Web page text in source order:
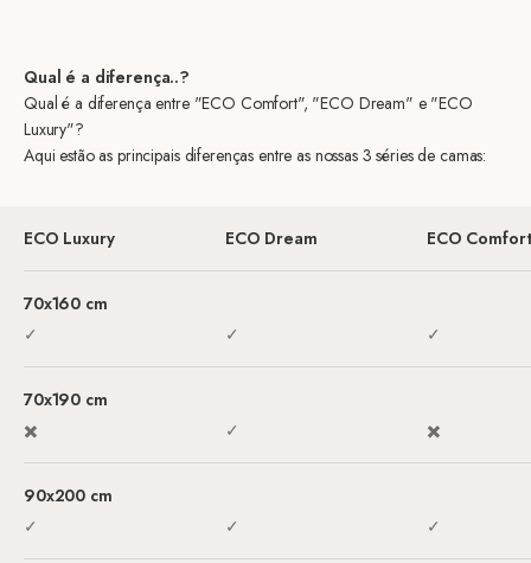
Qual é a diferença..?
Qual é a diferença entre "ECO Comfort", "ECO Dream" e "ECO
Luxury"?
Aqui estão as principais diferenças entre as nossas 3 séries de camas:
ECO Luxury
ECO Dream
ECO Comfort
70x160 cm
✓
✓ ✓
70x190 cm
✖️
✓ ✖️
90x200 cm
✓
✓ ✓